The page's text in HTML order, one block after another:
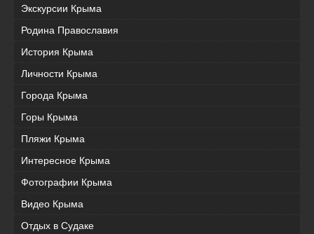
Экскурсии Крыма
Родина Православия
История Крыма
Личности Крыма
Города Крыма
Горы Крыма
Пляжи Крыма
Интересное Крыма
Фотографии Крыма
Видео Крыма
Отдых в Судаке